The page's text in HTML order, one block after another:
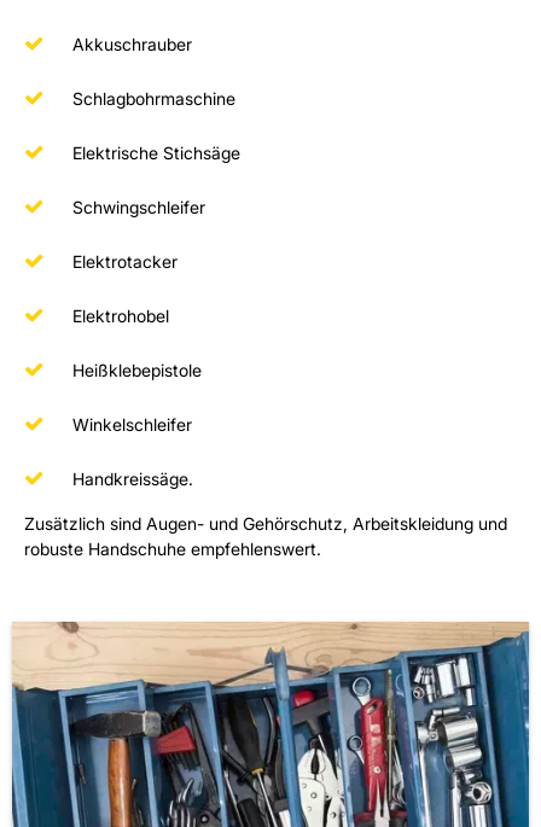
Akkuschrauber
Schlagbohrmaschine
Elektrische Stichsäge
Schwingschleifer
Elektrotacker
Elektrohobel
Heißklebepistole
Winkelschleifer
Handkreissäge.
Zusätzlich sind Augen- und Gehörschutz, Arbeitskleidung und
robuste Handschuhe empfehlenswert.